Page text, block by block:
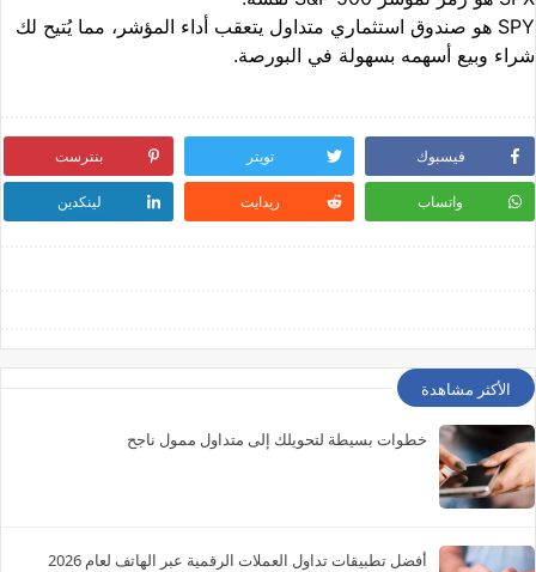
SPY هو صندوق استثماري متداول يتعقب أداء المؤشر، مما يُتيح لك
شراء وبيع أسهمه بسهولة في البورصة.
فيسبوك تويتر بنترست
واتساب ريدايت لينكدين
الأكثر مشاهدة
خطوات بسيطة لتحويلك إلى متداول ممول ناجح
أفضل تطبيقات تداول العملات الرقمية عبر الهاتف لعام 2026